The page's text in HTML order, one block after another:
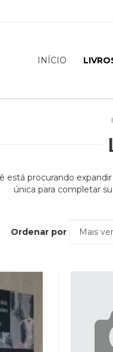
INÍCIO
está procurando
única para completar
Ordenar por